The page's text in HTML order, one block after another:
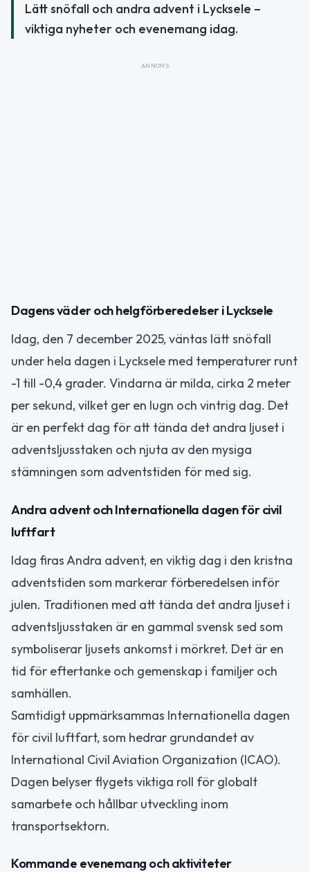
Lätt snöfall och andra advent i Lycksele –
viktiga nyheter och evenemang idag.
ANNONS
Dagens väder och helgförberedelser i Lycksele
Idag, den 7 december 2025, väntas lätt snöfall
under hela dagen i Lycksele med temperaturer runt
-1 till -0,4 grader. Vindarna är milda, cirka 2 meter
per sekund, vilket ger en lugn och vintrig dag. Det
är en perfekt dag för att tända det andra ljuset i
adventsljusstaken och njuta av den mysiga
stämningen som adventstiden för med sig.
Andra advent och Internationella dagen för civil
luftfart
Idag firas Andra advent, en viktig dag i den kristna
adventstiden som markerar förberedelsen inför
julen. Traditionen med att tända det andra ljuset i
adventsljusstaken är en gammal svensk sed som
symboliserar ljusets ankomst i mörkret. Det är en
tid för eftertanke och gemenskap i familjer och
samhällen.
Samtidigt uppmärksammas Internationella dagen
för civil luftfart, som hedrar grundandet av
International Civil Aviation Organization (ICAO).
Dagen belyser flygets viktiga roll för globalt
samarbete och hållbar utveckling inom
transportsektorn.
Kommande evenemang och aktiviteter